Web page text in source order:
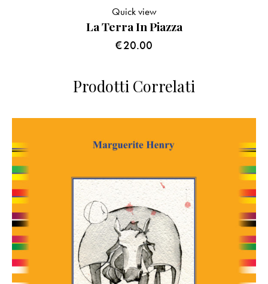
La Terra In Piazza
€20.00
Quick view
Prodotti Correlati